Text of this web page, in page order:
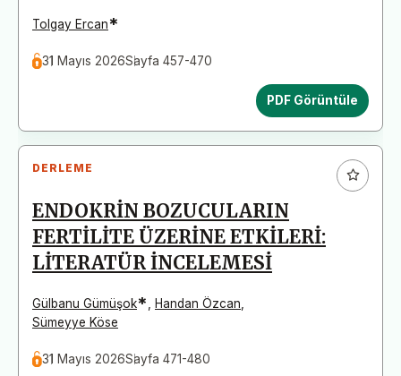
Tolgay Ercan*
31 Mayıs 2026Sayfa 457-470
PDF Görüntüle
DERLEME
ENDOKRİN BOZUCULARIN
FERTİLİTE ÜZERİNE ETKİLERİ:
LİTERATÜR İNCELEMESİ
Gülbanu Gümüşok* Handan Özcan
Sümeyye Köse
31 Mayıs 2026Sayfa 471-480